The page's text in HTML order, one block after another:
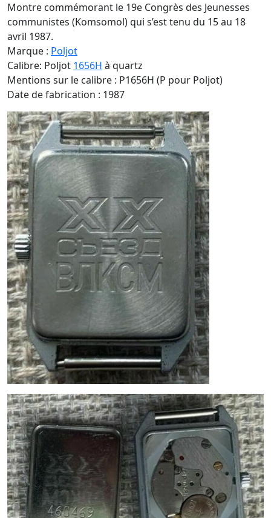
Montre commémorant le 19e Congrès des Jeunesses
communistes (Komsomol) qui s’est tenu du 15 au 18
avril 1987.
Marque : Poljot
Calibre: Poljot 1656H à quartz
Mentions sur le calibre : P1656H (P pour Poljot)
Date de fabrication : 1987